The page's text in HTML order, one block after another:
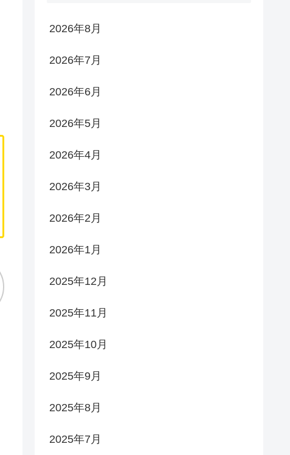
2026年8月
2026年7月
2026年6月
2026年5月
2026年4月
2026年3月
2026年2月
2026年1月
2025年12月
2025年11月
2025年10月
2025年9月
2025年8月
2025年7月